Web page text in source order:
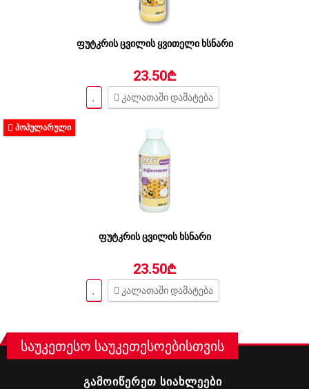
ფუტკრის ცვილის ყვითელი ხსნარი
23.50₾
კალათაში დამატება
ᲞᲝᲞᲣᲚᲐᲠᲣᲚᲘ
ფუტკრის ცვილის ხსნარი
23.50₾
კალათაში დამატება
საუკეთესო საუკეთესოებისთვის
ᲒᲐᲛᲝᲘᲬᲔᲠᲔᲗ ᲡᲘᲐᲮᲚᲔᲔᲑᲘ